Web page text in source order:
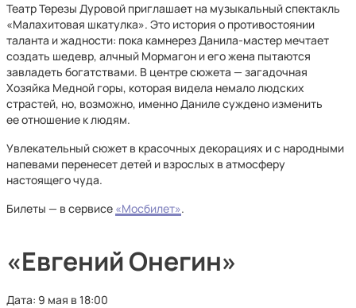
Театр Терезы Дуровой приглашает на музыкальный спектакль
«Малахитовая шкатулка». Это история о противостоянии
таланта и жадности: пока камнерез Данила-мастер мечтает
создать шедевр, алчный Мормагон и его жена пытаются
завладеть богатствами. В центре сюжета — загадочная
Хозяйка Медной горы, которая видела немало людских
страстей, но, возможно, именно Даниле суждено изменить
ее отношение к людям.
Увлекательный сюжет в красочных декорациях и с народными
напевами перенесет детей и взрослых в атмосферу
настоящего чуда.
Билеты — в сервисе «Мосбилет».
«Евгений Онегин»
Дата: 9 мая в 18:00